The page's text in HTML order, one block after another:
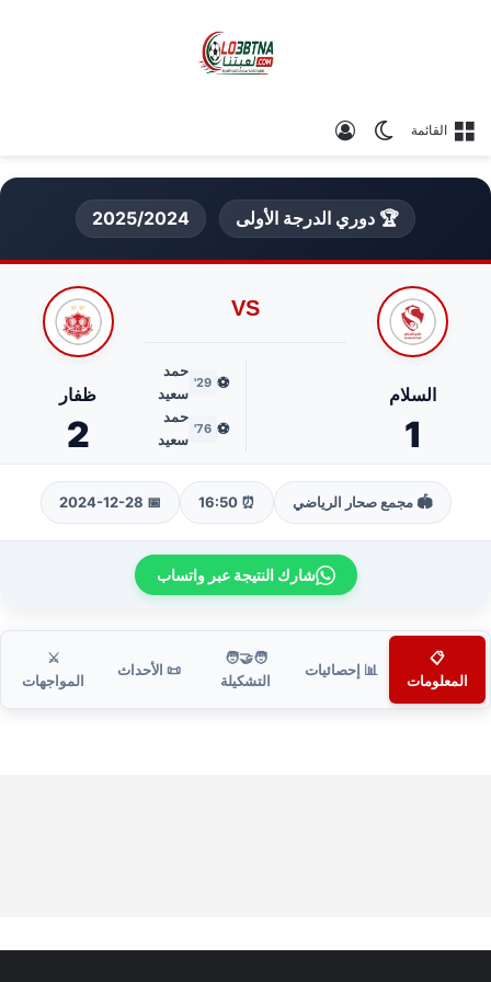
القائمة الوضع المظلم
🏆 دوري الدرجة الأولى 2025/2024
السلام
1
VS
⚽
29'
حمد
سعيد
⚽
76'
حمد
سعيد
ظفار
2
🏟️ مجمع صحار الرياضي ⏰ 16:50
📅 2024-12-28
شارك النتيجة عبر واتساب
📋
المعلومات
📊 إحصائيات
🧑‍🤝‍🧑
التشكيلة
📜 الأحداث
⚔️
المواجهات